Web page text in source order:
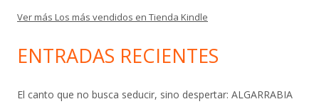
Ver más Los más vendidos en Tienda Kindle
ENTRADAS RECIENTES
El canto que no busca seducir, sino despertar: ALGARRABIA